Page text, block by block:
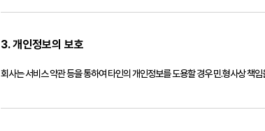
3. 개인정보의 보호
회사는 서비스 약관 등을 통하여 타인의 개인정보를 도용할 경우 민.형사상 책